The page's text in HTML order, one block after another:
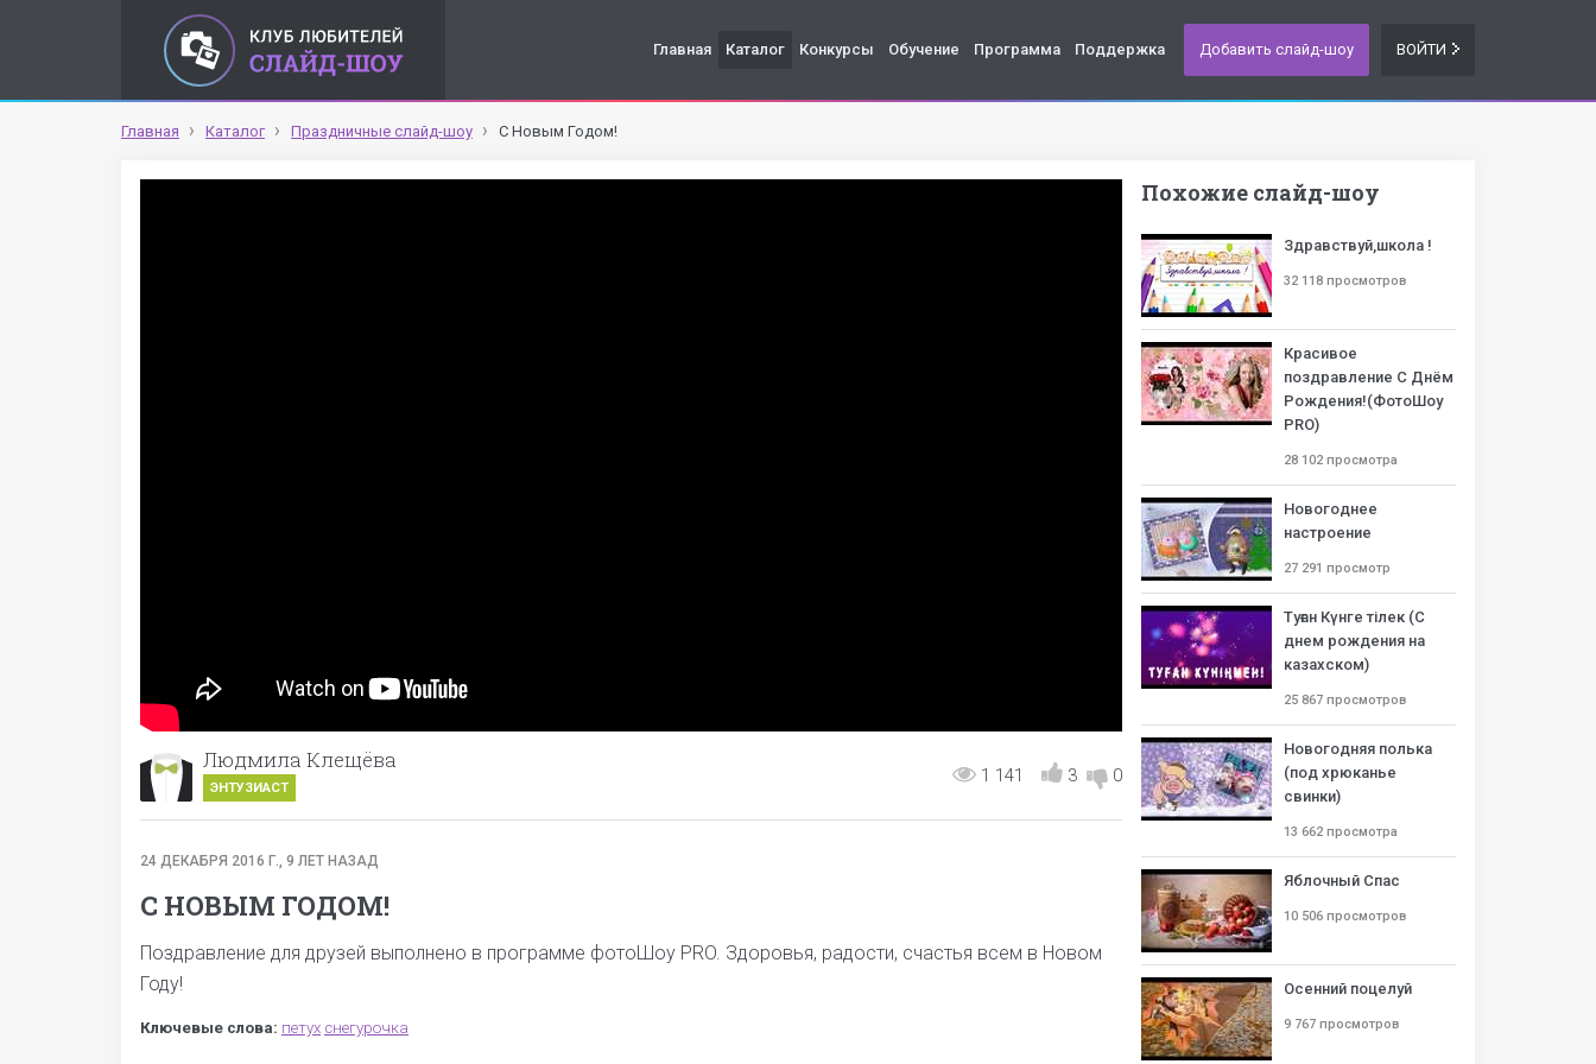
Главная Каталог Конкурсы Обучение Программа Поддержка Добавить слайд-шоу ВОЙТИ
Главная Каталог Праздничные слайд-шоу С Новым Годом!
Людмила Клещёва
ЭНТУЗИАСТ
1 141 3 0
24 ДЕКАБРЯ 2016 Г., 9 ЛЕТ НАЗАД
С НОВЫМ ГОДОМ!
Поздравление для друзей выполнено в программе фотоШоу PRO. Здоровья, радости, счастья всем в Новом
Году!
Ключевые слова: петух снегурочка
Похожие слайд-шоу
Здравствуй,школа !
32 118 просмотров
Красивое
поздравление С Днём
Рождения!(ФотоШоу
PRO)
28 102 просмотра
Новогоднее
настроение
27 291 просмотр
Туған Күнге тілек (С
днем рождения на
казахском)
25 867 просмотров
Новогодняя полька
(под хрюканье
свинки)
13 662 просмотра
Яблочный Спас
10 506 просмотров
Осенний поцелуй
9 767 просмотров